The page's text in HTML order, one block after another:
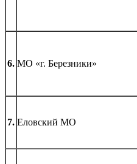
6. МО «г. Березники»
7. Еловский МО